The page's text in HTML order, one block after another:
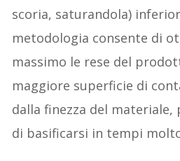
scoria, saturandola)
metodologia consente di
massimo le rese del
maggiore superficie di
dalla finezza del
di basificarsi in tempi